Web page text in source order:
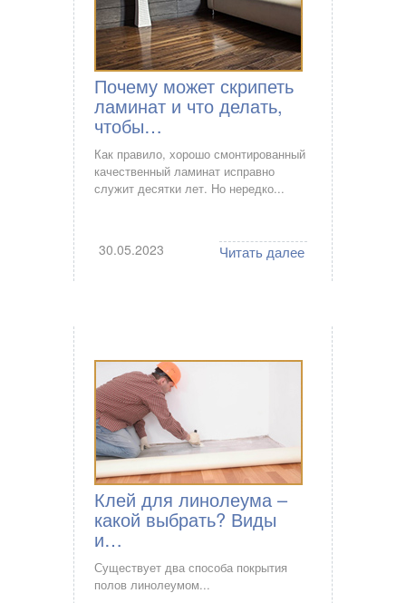
Почему может скрипеть
ламинат и что делать,
чтобы…
Как правило, хорошо смонтированный
качественный ламинат исправно
служит десятки лет. Но нередко...
30.05.2023 Читать далее
Клей для линолеума –
какой выбрать? Виды
и…
Существует два способа покрытия
полов линолеумом...